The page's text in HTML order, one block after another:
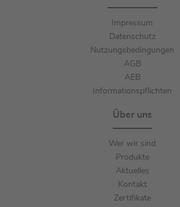
Impressum
Datenschutz
Nutzungsbedingungen
AGB
AEB
Informationspflichten
Über uns
Wer wir sind
Produkte
Aktuelles
Kontakt
Zertifikate